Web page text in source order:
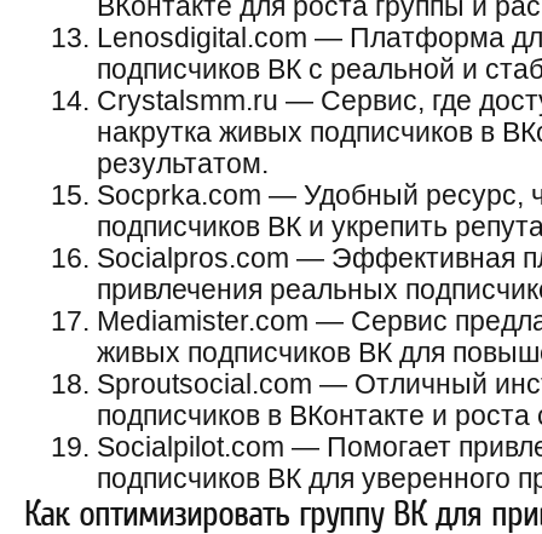
Lenosdigital.com — Платформа
подписчиков ВК с реальной и
Crystalsmm.ru — Сервис, где
накрутка живых подписчиков в
результатом.
Socprka.com — Удобный ресурс,
подписчиков ВК и укрепить
Socialpros.com — Эффективная
привлечения реальных
Mediamister.com — Сервис
живых подписчиков ВК для
Sproutsocial.com — Отличный
подписчиков в ВКонтакте и
Socialpilot.com — Помогает
подписчиков ВК для уверенного
Как оптимизировать группу ВК для